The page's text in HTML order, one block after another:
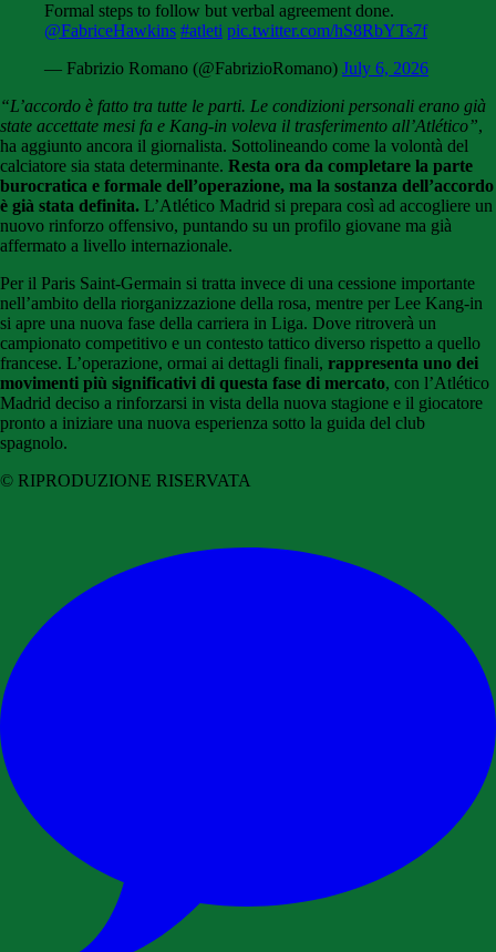
Formal steps to follow but verbal agreement done.
@FabriceHawkins #atleti pic.twitter.com/hS8RbYTs7f
— Fabrizio Romano (@FabrizioRomano) July 6, 2026
“L’accordo è fatto tra tutte le parti. Le condizioni personali erano già
state accettate mesi fa e Kang-in voleva il trasferimento all’Atlético”,
ha aggiunto ancora il giornalista. Sottolineando come la volontà del
calciatore sia stata determinante. Resta ora da completare la parte
burocratica e formale dell’operazione, ma la sostanza dell’accordo
è già stata definita. L’Atlético Madrid si prepara così ad accogliere un
nuovo rinforzo offensivo, puntando su un profilo giovane ma già
affermato a livello internazionale.
Per il Paris Saint-Germain si tratta invece di una cessione importante
nell’ambito della riorganizzazione della rosa, mentre per Lee Kang-in
si apre una nuova fase della carriera in Liga. Dove ritroverà un
campionato competitivo e un contesto tattico diverso rispetto a quello
francese. L’operazione, ormai ai dettagli finali, rappresenta uno dei
movimenti più significativi di questa fase di mercato, con l’Atlético
Madrid deciso a rinforzarsi in vista della nuova stagione e il giocatore
pronto a iniziare una nuova esperienza sotto la guida del club
spagnolo.
© RIPRODUZIONE RISERVATA